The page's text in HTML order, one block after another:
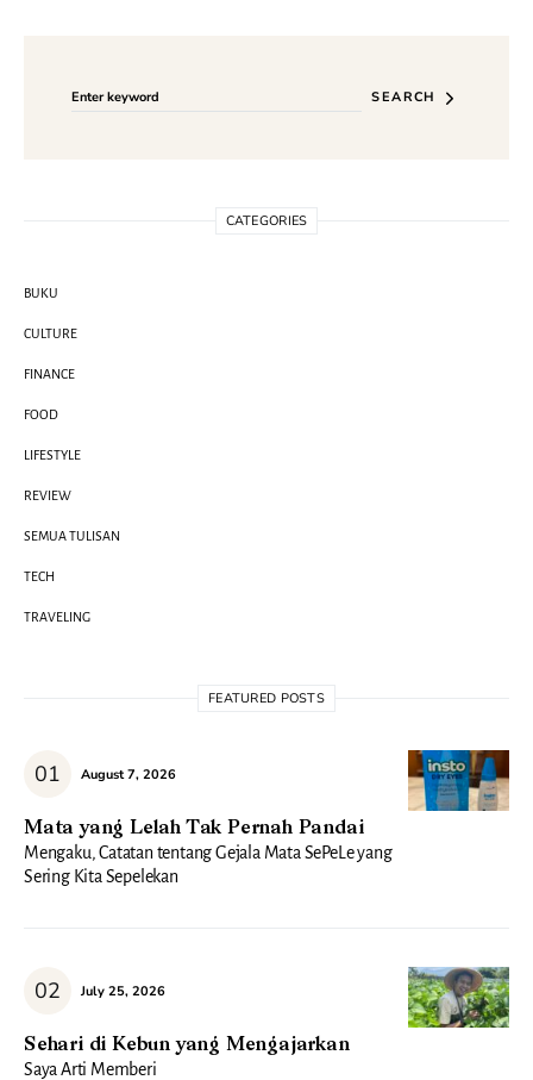
SEARCH
CATEGORIES
BUKU
CULTURE
FINANCE
FOOD
LIFESTYLE
REVIEW
SEMUA TULISAN
TECH
TRAVELING
FEATURED POSTS
August 7, 2026
Mata yang Lelah Tak Pernah Pandai
Mengaku, Catatan tentang Gejala Mata SePeLe yang
Sering Kita Sepelekan
July 25, 2026
Sehari di Kebun yang Mengajarkan
Saya Arti Memberi